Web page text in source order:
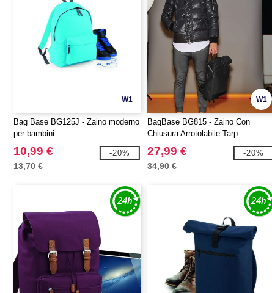
W1
Bag Base BG125J - Zaino moderno
per bambini
10,99 €
13,70 €
-20%
W1
BagBase BG815 - Zaino Con
Chiusura Arrotolabile Tarp
27,99 €
34,90 €
-20%